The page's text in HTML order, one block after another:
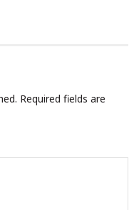
Required fields are